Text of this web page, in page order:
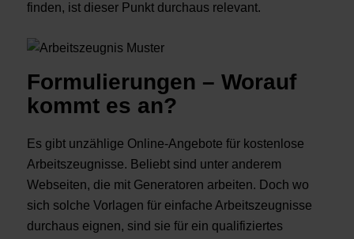
finden, ist dieser Punkt durchaus relevant.
Formulierungen – Worauf
kommt es an?
Es gibt unzählige Online-Angebote für kostenlose
Arbeitszeugnisse. Beliebt sind unter anderem
Webseiten, die mit Generatoren arbeiten. Doch wo
sich solche Vorlagen für einfache Arbeitszeugnisse
durchaus eignen, sind sie für ein qualifiziertes